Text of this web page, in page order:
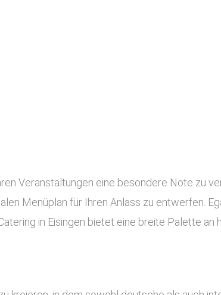
Veranstaltungen eine besondere Note zu
Menüplan für Ihren Anlass zu entwerfen.
in Eisingen bietet eine breite Palette an